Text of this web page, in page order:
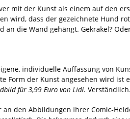
mit der Kunst als einem auf den
wird, dass der gezeichnete Hund
die Wand gehängt. Gekrakel?
individuelle Auffassung von
Form der Kunst angesehen wird ist
für 3,99 Euro von Lidl. Verständlich.
den Abbildungen ihrer Comic-